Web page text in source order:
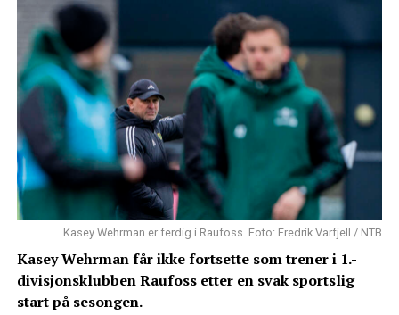
Kasey Wehrman er ferdig i Raufoss. Foto: Fredrik Varfjell / NTB
Kasey Wehrman får ikke fortsette som trener i 1.-
divisjonsklubben Raufoss etter en svak sportslig
start på sesongen.